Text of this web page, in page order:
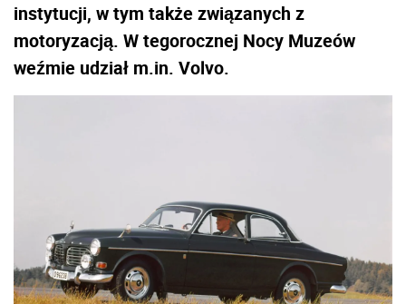
instytucji, w tym także związanych z
motoryzacją. W tegorocznej Nocy Muzeów
weźmie udział m.in. Volvo.